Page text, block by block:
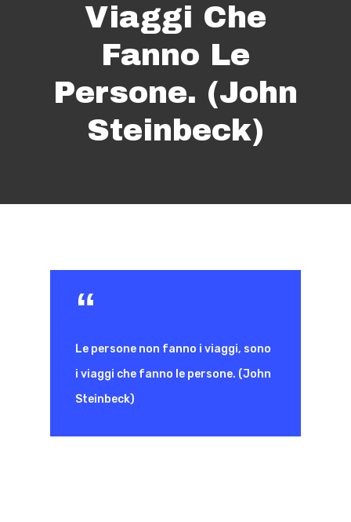
Viaggi Che
Fanno Le
Persone. (John
Steinbeck)
Le persone non fanno i viaggi, sono
i viaggi che fanno le persone. (John
Steinbeck)